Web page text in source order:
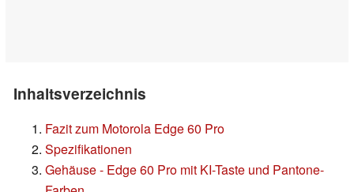
Inhaltsverzeichnis
Fazit zum Motorola Edge 60 Pro
Spezifikationen
Gehäuse - Edge 60 Pro mit KI-Taste und Pantone-